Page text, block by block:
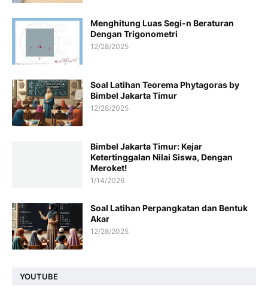
Menghitung Luas Segi-n Beraturan
Dengan Trigonometri
12/28/2025
Soal Latihan Teorema Phytagoras by
Bimbel Jakarta Timur
12/28/2025
Bimbel Jakarta Timur: Kejar
Ketertinggalan Nilai Siswa, Dengan
Meroket!
1/14/2026
Soal Latihan Perpangkatan dan Bentuk
Akar
12/28/2025
YOUTUBE